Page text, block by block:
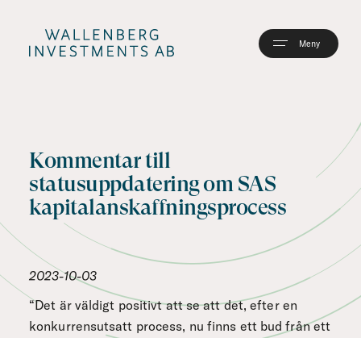
huvudinnehåll
Kommentar till
statusuppdatering om SAS
kapitalanskaffningsprocess
2023-10-03
“Det är väldigt positivt att se att det, efter en
konkurrensutsatt process, nu finns ett bud från ett